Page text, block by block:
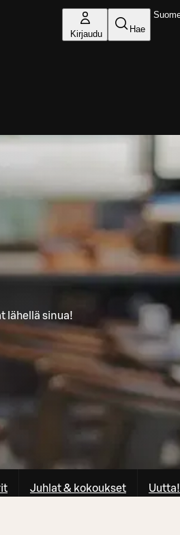
Kirjaudu Hae
lähellä sinua!
Juhlat & kokoukset Uutta!